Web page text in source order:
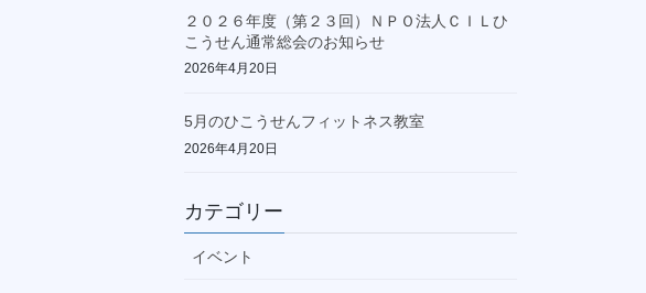
２０２６年度（第２３回）ＮＰＯ法人ＣＩＬひ
こうせん通常総会のお知らせ
2026年4月20日
5月のひこうせんフィットネス教室
2026年4月20日
カテゴリー
イベント